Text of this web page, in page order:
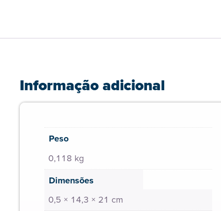
Informação adicional
Peso
0,118 kg
Dimensões
0,5 × 14,3 × 21 cm